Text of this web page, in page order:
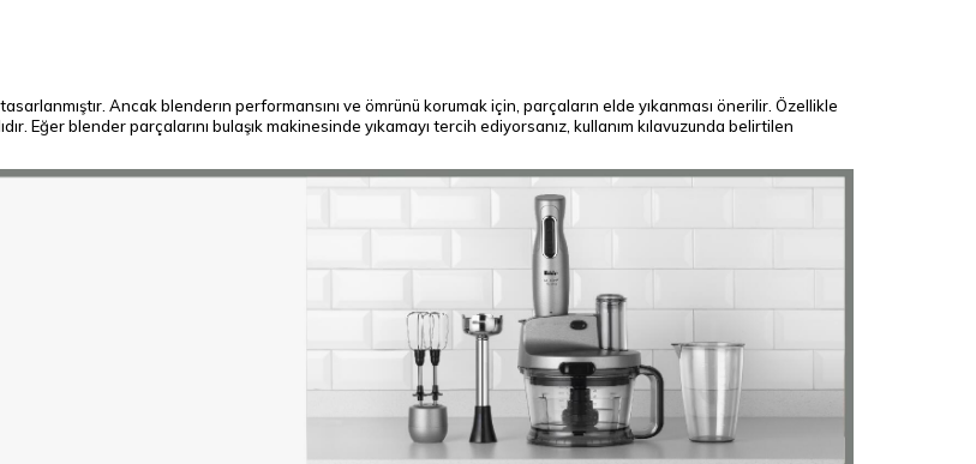
Ancak blenderın performansını ve ömrünü korumak için, parçaların elde yıkanması önerilir. Özellikle
Eğer blender parçalarını bulaşık makinesinde yıkamayı tercih ediyorsanız, kullanım kılavuzunda belirtilen